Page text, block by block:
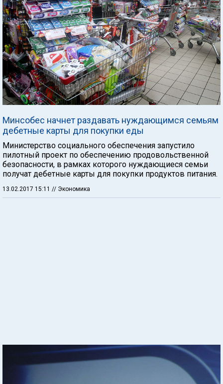
Минсобес начнет раздавать нуждающимся семьям
дебетные карты для покупки еды
Министерство социального обеспечения запустило
пилотный проект по обеспечению продовольственной
безопасности, в рамках которого нуждающиеся семьи
получат дебетные карты для покупки продуктов питания.
13.02.2017 15:11 // Экономика